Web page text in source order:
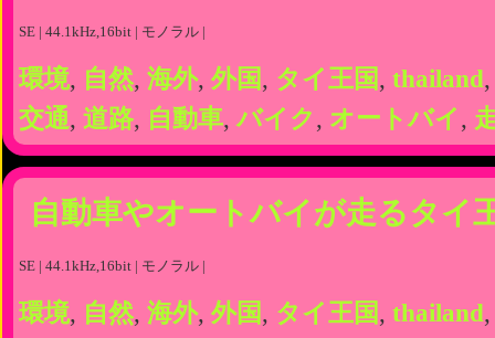
SE | 44.1kHz,16bit | モノラル |
環境, 自然, 海外, 外国 , タイ王国 , thailand
交通, 道路, 自動車,バイク , オートバイ ,
自動車やオートバイが走るタイ
SE | 44.1kHz,16bit | モノラル |
環境, 自然, 海外, 外国 , タイ王国 , thailand